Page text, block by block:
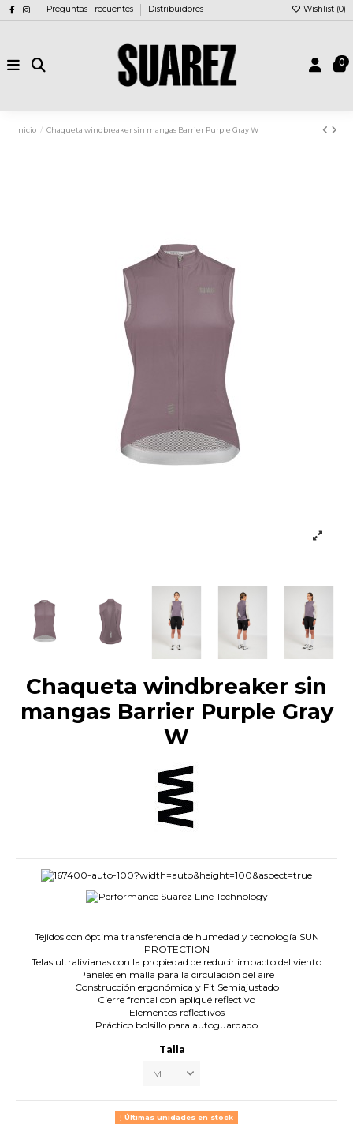
Preguntas Frecuentes Distribuidores Wishlist (0)
0
Inicio Chaqueta windbreaker sin mangas Barrier Purple Gray W
Chaqueta windbreaker sin
mangas Barrier Purple Gray
W
Tejidos con óptima transferencia de humedad y tecnología SUN
PROTECTION
Telas ultralivianas con la propiedad de reducir impacto del viento
Paneles en malla para la circulación del aire
Construcción ergonómica y Fit Semiajustado
Cierre frontal con apliqué reflectivo
Elementos reflectivos
Práctico bolsillo para autoguardado
Talla
Últimas unidades en stock